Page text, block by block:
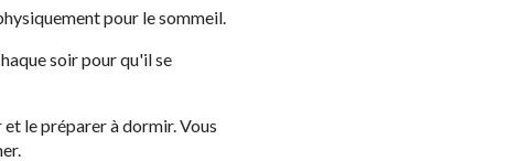
pour le sommeil.
soir pour qu'il se
le préparer à dormir. Vous